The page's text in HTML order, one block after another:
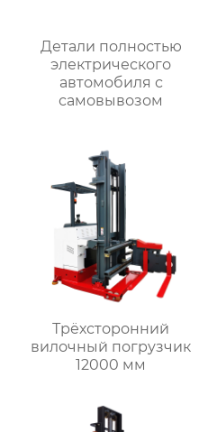
Детали полностью
электрического
автомобиля с
самовывозом
Трёхсторонний
вилочный погрузчик
12000 мм